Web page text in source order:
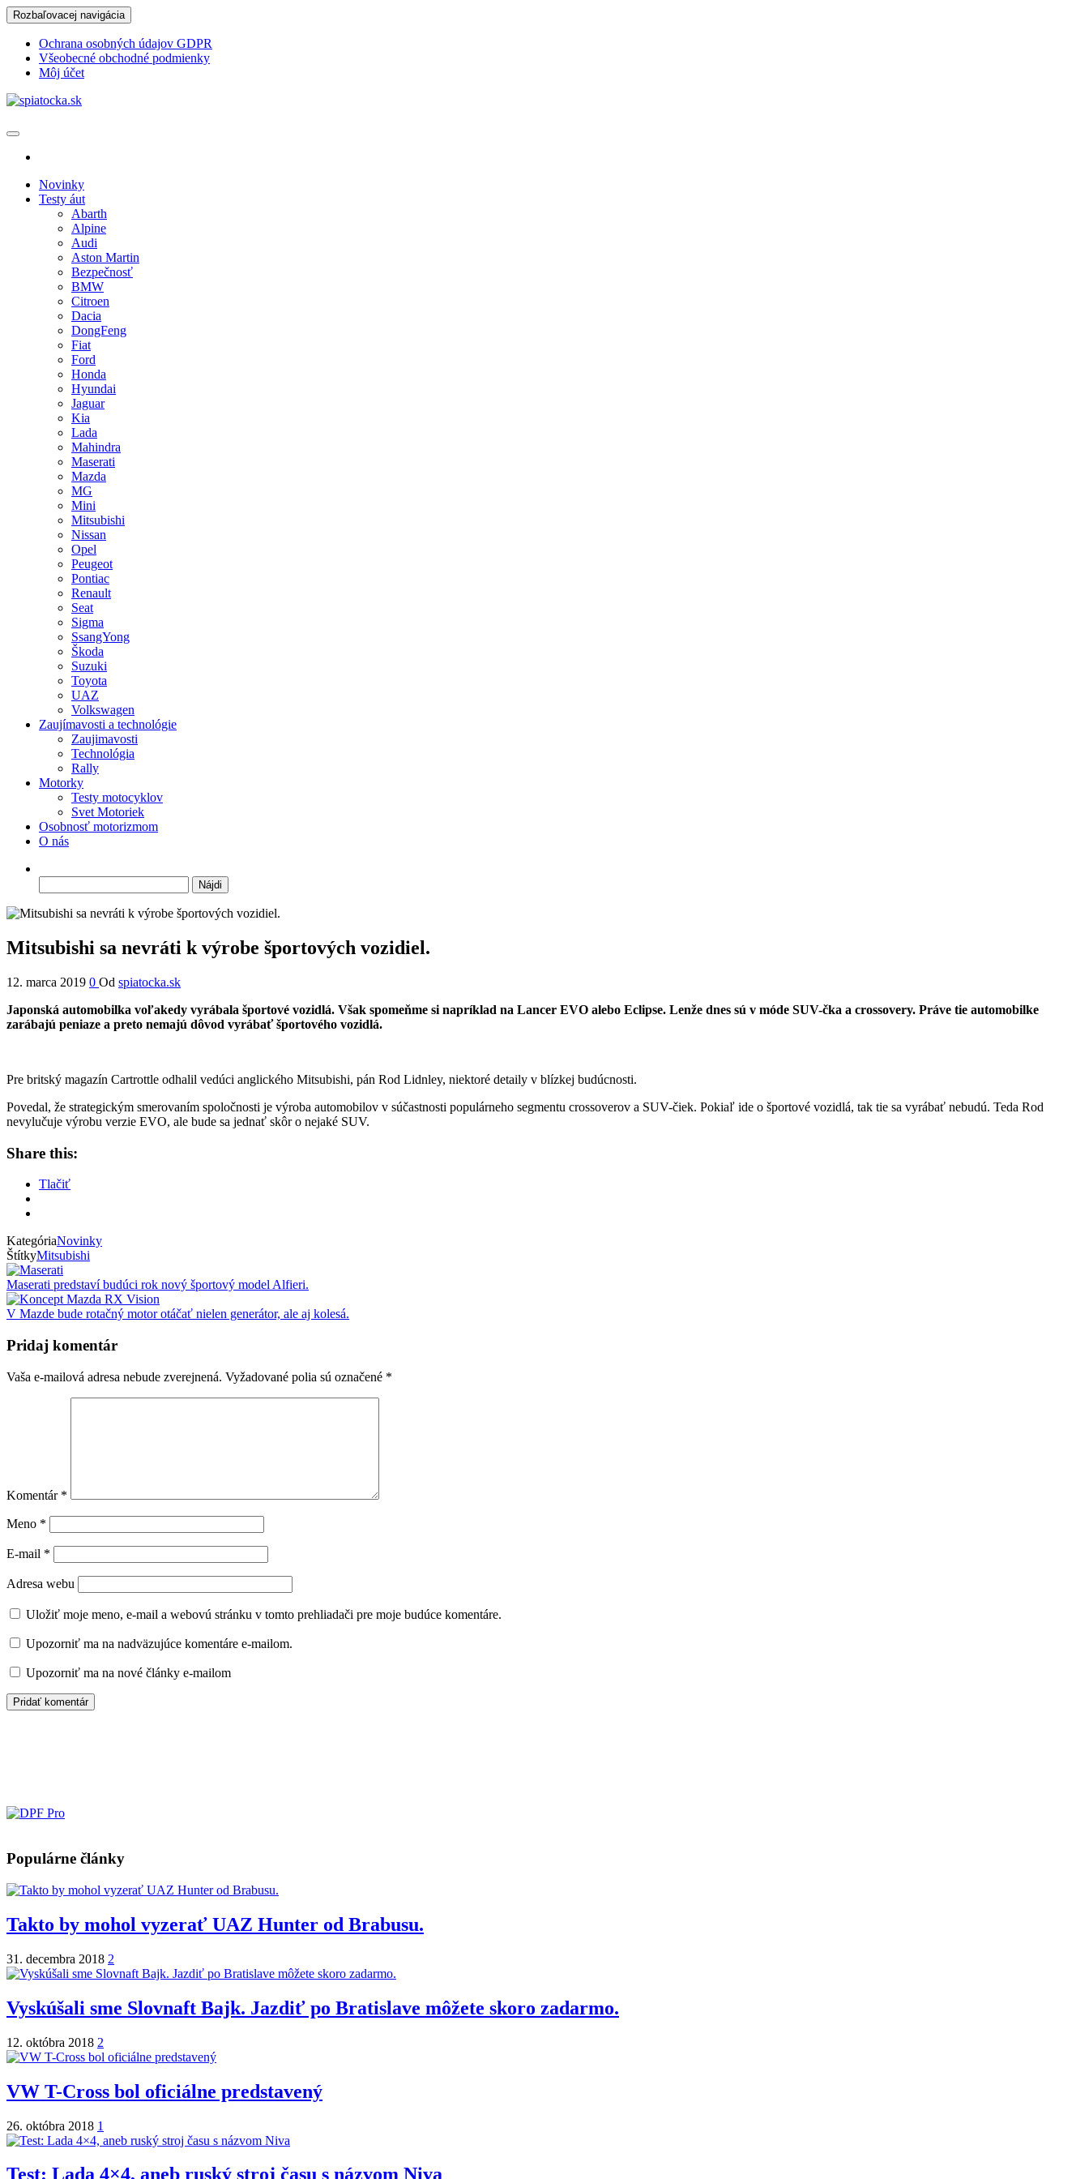
Skip
to
content
Rozbaľovacej navigácia
Ochrana osobných údajov GDPR
Všeobecné obchodné podmienky
Môj účet
Novinky
Testy áut
Abarth
Alpine
Audi
Aston Martin
Bezpečnosť
BMW
Citroen
Dacia
DongFeng
Fiat
Ford
Honda
Hyundai
Jaguar
Kia
Lada
Mahindra
Maserati
Mazda
MG
Mini
Mitsubishi
Nissan
Opel
Peugeot
Pontiac
Renault
Seat
Sigma
SsangYong
Škoda
Suzuki
Toyota
UAZ
Volkswagen
Zaujímavosti a technológie
Zaujimavosti
Technológia
Rally
Motorky
Testy motocyklov
Svet Motoriek
Osobnosť motorizmom
O nás
Mitsubishi sa nevráti k výrobe športových vozidiel.
12. marca 2019 0 Od spiatocka.sk
Japonská automobilka voľakedy vyrábala športové vozidlá. Však spomeňme si napríklad na Lancer EVO alebo Eclipse. Lenže dnes sú v móde SUV-čka a crossovery. Práve tie automobilke
zarábajú peniaze a preto nemajú dôvod vyrábať športového vozidlá.
Pre britský magazín Cartrottle odhalil vedúci anglického Mitsubishi, pán Rod Lidnley, niektoré detaily v blízkej budúcnosti.
Povedal, že strategickým smerovaním spoločnosti je výroba automobilov v súčastnosti populárneho segmentu crossoverov a SUV-čiek. Pokiaľ ide o športové vozidlá, tak tie sa vyrábať nebudú. Teda Rod
nevylučuje výrobu verzie EVO, ale bude sa jednať skôr o nejaké SUV.
Share this:
Tlačiť
KategóriaNovinky
ŠtítkyMitsubishi
Maserati predstaví budúci rok nový športový model Alfieri.
V Mazde bude rotačný motor otáčať nielen generátor, ale aj kolesá.
Pridaj komentár
Vaša e-mailová adresa nebude zverejnená. Vyžadované polia sú označené *
Komentár *
Meno *
E-mail *
Adresa webu
Uložiť moje meno, e-mail a webovú stránku v tomto prehliadači pre moje budúce komentáre.
Upozorniť ma na nadväzujúce komentáre e-mailom.
Upozorniť ma na nové články e-mailom
Populárne články
Takto by mohol vyzerať UAZ Hunter od Brabusu.
31. decembra 2018 2
Vyskúšali sme Slovnaft Bajk. Jazdiť po Bratislave môžete skoro zadarmo.
12. októbra 2018 2
VW T-Cross bol oficiálne predstavený
26. októbra 2018 1
Test: Lada 4×4, aneb ruský stroj času s názvom Niva